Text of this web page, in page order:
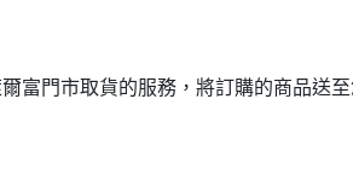
富門市取貨的服務，將訂購的商品送